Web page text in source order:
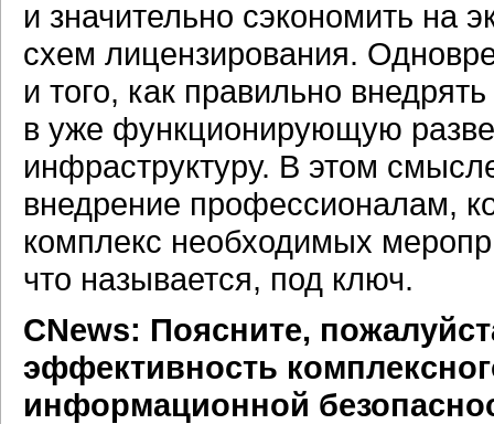
и значительно сэкономить на
схем лицензирования.
и того, как правильно
в уже функционирующую
инфраструктуру. В этом
внедрение профессионалам,
комплекс необходимых
что называется, под ключ.
CNews: Поясните,
эффективность
информационной